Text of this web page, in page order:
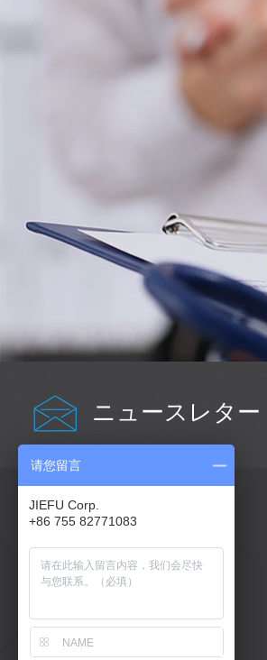
ニュースレター
助けが必要
家
私たちに関しては
请您留言
JIEFU Corp.
+86 755 82771083